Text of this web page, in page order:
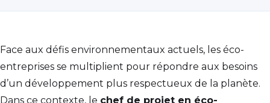
Face aux défis environnementaux actuels, les éco-
entreprises se multiplient pour répondre aux besoins
d’un développement plus respectueux de la planète.
Dans ce contexte, le chef de projet en éco-